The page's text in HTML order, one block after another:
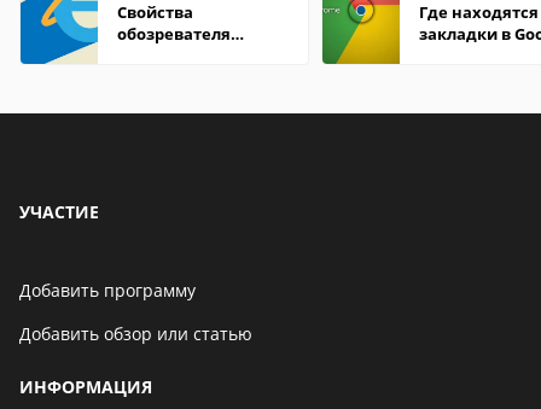
Свойства
обозревателя
Где находятся
закладки в
УЧАСТИЕ
Добавить программу
Добавить обзор или статью
ИНФОРМАЦИЯ